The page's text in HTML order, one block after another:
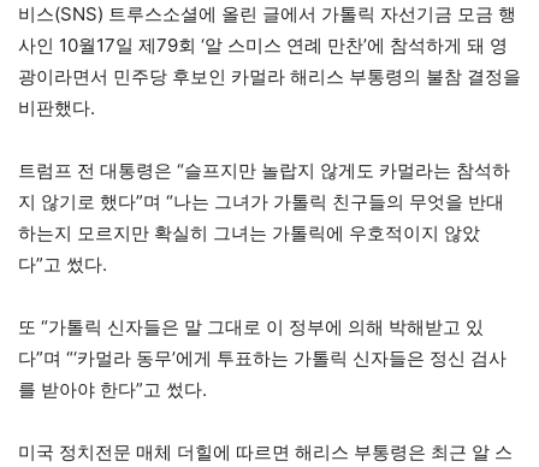
비스(SNS) 트루스소셜에 올린 글에서 가톨릭 자선기금 모금 행
사인 10월17일 제79회 ‘알 스미스 연례 만찬’에 참석하게 돼 영
광이라면서 민주당 후보인 카멀라 해리스 부통령의 불참 결정을
비판했다.
트럼프 전 대통령은 “슬프지만 놀랍지 않게도 카멀라는 참석하
지 않기로 했다”며 “나는 그녀가 가톨릭 친구들의 무엇을 반대
하는지 모르지만 확실히 그녀는 가톨릭에 우호적이지 않았
다”고 썼다.
또 “가톨릭 신자들은 말 그대로 이 정부에 의해 박해받고 있
다”며 “‘카멀라 동무’에게 투표하는 가톨릭 신자들은 정신 검사
를 받아야 한다”고 썼다.
미국 정치전문 매체 더힐에 따르면 해리스 부통령은 최근 알 스